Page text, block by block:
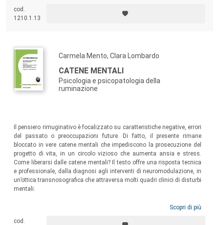
cod.
1210.1.13
Carmela Mento, Clara Lombardo
CATENE MENTALI
Psicologia e psicopatologia della
ruminazione
Il pensiero rimuginativo è focalizzato su caratteristiche negative, errori
del passato o preoccupazioni future. Di fatto, il presente rimane
bloccato in vere catene mentali che impediscono la prosecuzione del
progetto di vita, in un circolo vizioso che aumenta ansia e stress.
Come liberarsi dalle catene mentali? Il testo offre una risposta tecnica
e professionale, dalla diagnosi agli interventi di neuromodulazione, in
un’ottica transnosografica che attraversa molti quadri clinici di disturbi
mentali.
Scopri di più
cod.